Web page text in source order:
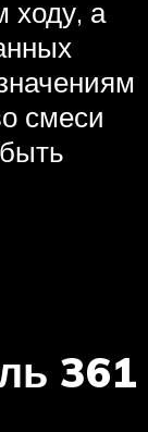
ходу, а
смеси
361